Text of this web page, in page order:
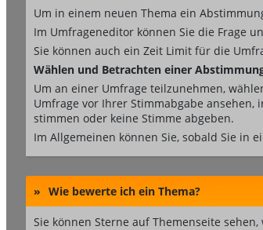
Um in einem neuen Thema ein
Im Umfrageneditor können Sie die Frage
Sie können auch ein Zeit Limit für die
Wählen und Betrachten einer
Um an einer Umfrage teilzunehmen,
Umfrage vor Ihrer Stimmabgabe
stimmen oder keine Stimme abgeben.
Im Allgemeinen können Sie, sobald Sie in
» Wie bewerte ich ein Thema?
Sie können Sterne auf Themenseite